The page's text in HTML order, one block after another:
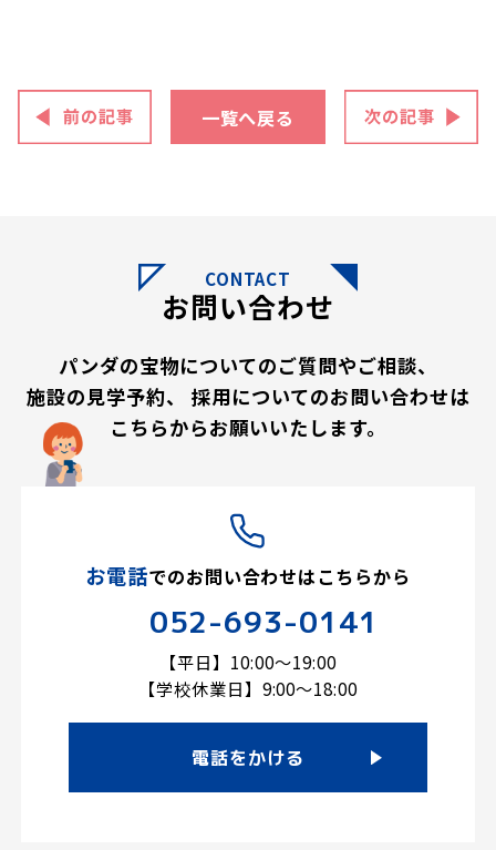
一覧へ戻る
CONTACT
お問い合わせ
パンダの宝物についてのご質問やご相談、
施設の見学予約、
採用についてのお問い合わせは
こちらからお願いいたします。
お電話でのお問い合わせはこちらから
052-693-0141
【平日】10:00～19:00
【学校休業日】9:00～18:00
電話をかける